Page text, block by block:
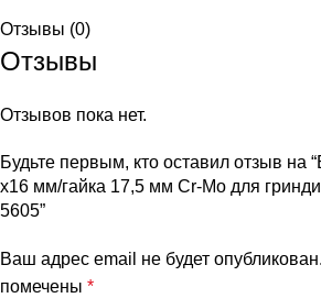
Отзывы (0)
Отзывы
Отзывов пока нет.
Будьте первым, кто оставил отзыв на
х16 мм/гайка 17,5 мм Cr-Mo для
5605”
Ваш адрес email не будет опубликован.
помечены *